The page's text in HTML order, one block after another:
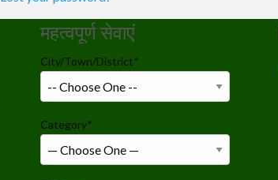
महत्वपूर्ण सेवाएं
City/Town/District*
Category*